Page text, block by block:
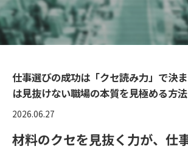
仕事選びの成功は「クセ読み力」で決
は見抜けない職場の本質を見極める方法
2026.06.27
材料のクセを見抜く力が、仕